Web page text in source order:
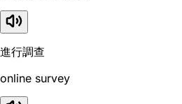
進行調查
online survey